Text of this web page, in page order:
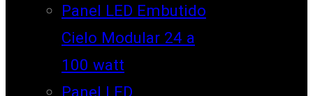
Panel LED Embutido
Cielo Modular 24 a
100 watt
Panel LED